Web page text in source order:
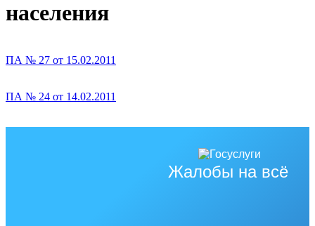
населения
ПА № 27 от 15.02.2011
ПА № 24 от 14.02.2011
Жалобы на всё